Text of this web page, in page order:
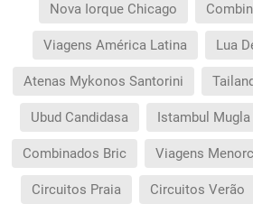
Nova Iorque Chicago
Viagens América Latina Lua
Atenas Mykonos Santorini
Ubud Candidasa Istambul Mugla
Combinados Bric Viagens
Circuitos Praia Circuitos Verão